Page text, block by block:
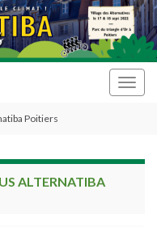
Poitiers
ALTERNATIBA